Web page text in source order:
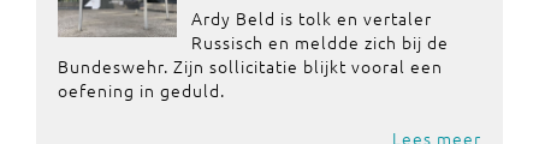
Ardy Beld is tolk en vertaler
Russisch en meldde zich bij de
Bundeswehr. Zijn sollicitatie blijkt vooral een
oefening in geduld.
Lees meer